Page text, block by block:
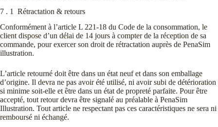
7 . 1 Rétractation & retours
Conformément à l’article L 221-18 du Code de la consommation, le
client dispose d’un délai de 14 jours à compter de la réception de sa
commande, pour exercer son droit de rétractation auprès de PenaSim
illustration.
L’article retourné doit être dans un état neuf et dans son emballage
d’origine. Il devra ne pas avoir été utilisé, ni avoir subi de détérioration
si minime soit-elle et être dans un état de propreté parfaite. Pour être
accepté, tout retour devra être signalé au préalable à PenaSim
Illustration. Tout article ne respectant pas ces caractéristiques ne sera ni
remboursé ni échangé.